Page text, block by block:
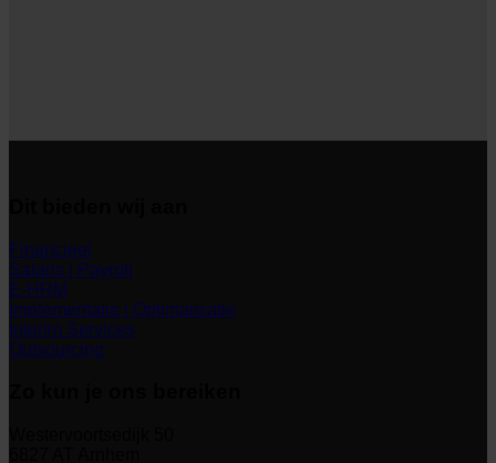
Financieel
Salaris | Payroll
E-HRM
Implementatie | Optimalisatie
Interim Services
Outsourcing